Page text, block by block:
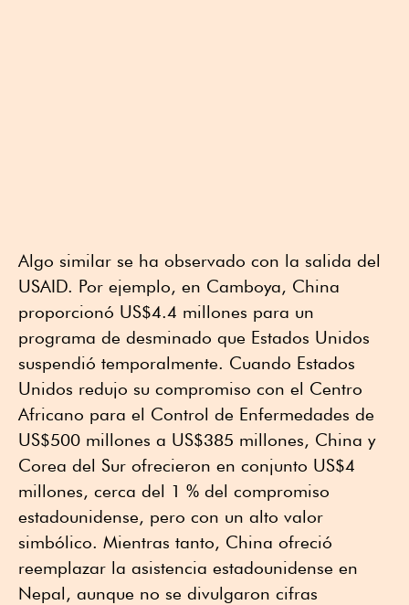
Algo similar se ha observado con la salida del
USAID. Por ejemplo, en Camboya, China
proporcionó US$4.4 millones para un
programa de desminado que Estados Unidos
suspendió temporalmente. Cuando Estados
Unidos redujo su compromiso con el Centro
Africano para el Control de Enfermedades de
US$500 millones a US$385 millones, China y
Corea del Sur ofrecieron en conjunto US$4
millones, cerca del 1 % del compromiso
estadounidense, pero con un alto valor
simbólico. Mientras tanto, China ofreció
reemplazar la asistencia estadounidense en
Nepal, aunque no se divulgaron cifras